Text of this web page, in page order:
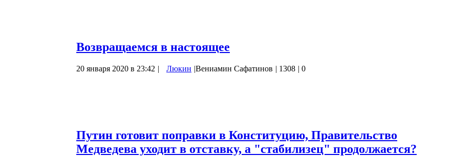
Возвращаемся в настоящее
20 января 2020 в 23:42 | Люкин |Вениамин Сафатинов | 1308 | 0
Путин готовит поправки в Конституцию, Правительство
Медведева уходит в отставку, а "стабилизец" продолжается?